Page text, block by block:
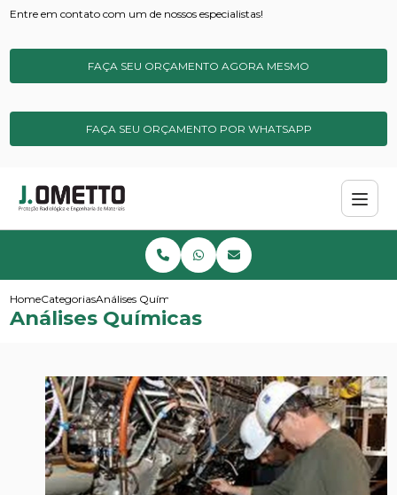
Entre em contato com um de nossos especialistas!
FAÇA SEU ORÇAMENTO AGORA MESMO
FAÇA SEU ORÇAMENTO POR WHATSAPP
HomeCategoriasAnálises Químicas
Análises Químicas